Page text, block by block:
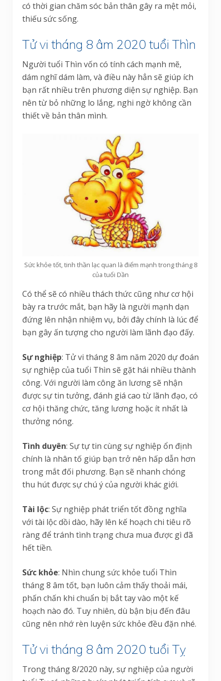
có thời gian chăm sóc bản thân gây ra mệt mỏi,
thiếu sức sống.
Tử vi tháng 8 âm 2020 tuổi Thìn
Người tuổi Thìn vốn có tính cách mạnh mẽ,
dám nghĩ dám làm, và điều này hẳn sẽ giúp ích
bạn rất nhiều trên phương diện sự nghiệp. Bạn
nên từ bỏ những lo lắng, nghi ngờ không cần
thiết về bản thân mình.
Sức khỏe tốt, tinh thần lạc quan là điểm mạnh trong tháng 8
của tuổi Dần
Có thể sẽ có nhiều thách thức cũng như cơ hội
bày ra trước mắt, bạn hãy là người mạnh dạn
đứng lên nhận nhiệm vụ, bởi đây chính là lúc để
bạn gây ấn tượng cho người làm lãnh đạo đấy.
Sự nghiệp: Tử vi tháng 8 âm năm 2020 dự đoán
sự nghiệp của tuổi Thìn sẽ gặt hái nhiều thành
công. Với người làm công ăn lương sẽ nhận
được sự tin tưởng, đánh giá cao từ lãnh đạo, có
cơ hội thăng chức, tăng lương hoặc ít nhất là
thưởng nóng.
Tình duyên: Sự tự tin cùng sự nghiệp ổn định
chính là nhân tố giúp bạn trở nên hấp dẫn hơn
trong mắt đối phương. Bạn sẽ nhanh chóng
thu hút được sự chú ý của người khác giới.
Tài lộc: Sự nghiệp phát triển tốt đồng nghĩa
với tài lộc dồi dào, hãy lên kế hoạch chi tiêu rõ
ràng để tránh tình trạng chưa mua được gì đã
hết tiền.
Sức khỏe: Nhìn chung sức khỏe tuổi Thìn
tháng 8 âm tốt, bạn luôn cảm thấy thoải mái,
phấn chấn khi chuẩn bị bắt tay vào một kế
hoạch nào đó. Tuy nhiên, dù bận bịu đến đâu
cũng nên nhớ rèn luyện sức khỏe đều đặn nhé.
Tử vi tháng 8 âm 2020 tuổi Tỵ
Trong tháng 8/2020 này, sự nghiệp của người